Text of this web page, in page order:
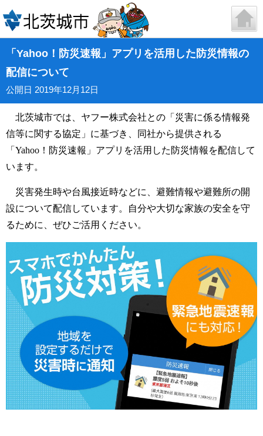
「Yahoo！防災速報」アプリを活用した防災情報の
配信について
公開日 2019年12月12日
北茨城市では、ヤフー株式会社との「災害に係る情報発
信等に関する協定」に基づき、同社から提供される
「Yahoo！防災速報」アプリを活用した防災情報を配信して
います。
災害発生時や台風接近時などに、避難情報や避難所の開
設について配信しています。自分や大切な家族の安全を守
るために、ぜひご活用ください。